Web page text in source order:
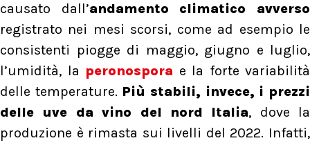
causato dall’andamento climatico avverso
registrato nei mesi scorsi, come ad esempio le
consistenti piogge di maggio, giugno e luglio,
l’umidità, la peronospora e la forte variabilità
delle temperature. Più stabili, invece, i prezzi
delle uve da vino del nord Italia, dove la
produzione è rimasta sui livelli del 2022. Infatti,